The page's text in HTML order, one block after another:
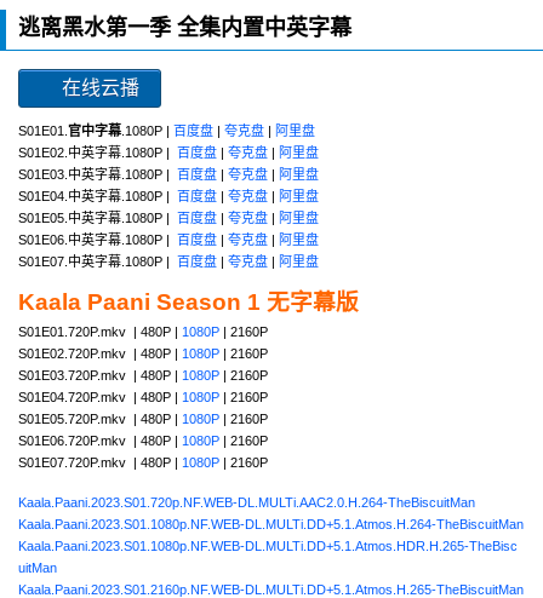
逃离黑水第一季 全集内置中英字幕
在线云播
S01E01. 官中字幕 .1080P | 百度盘 | 夸克盘 | 阿里盘
S01E02.中英字幕.1080P | 百度盘 | 夸克盘 | 阿里盘
S01E03.中英字幕.1080P | 百度盘 | 夸克盘 | 阿里盘
S01E04.中英字幕.1080P | 百度盘 | 夸克盘 | 阿里盘
S01E05.中英字幕.1080P | 百度盘 | 夸克盘 | 阿里盘
S01E06.中英字幕.1080P | 百度盘 | 夸克盘 | 阿里盘
S01E07.中英字幕.1080P | 百度盘 | 夸克盘 | 阿里盘
Kaala Paani Season 1 无字幕版
S01E01.720P.mkv | 480P | 1080P | 2160P
S01E02.720P.mkv | 480P | 1080P | 2160P
S01E03.720P.mkv | 480P | 1080P | 2160P
S01E04.720P.mkv | 480P | 1080P | 2160P
S01E05.720P.mkv | 480P | 1080P | 2160P
S01E06.720P.mkv | 480P | 1080P | 2160P
S01E07.720P.mkv | 480P | 1080P | 2160P
Kaala.Paani.2023.S01.720p.NF.WEB-DL.MULTi.AAC2.0.H.264-TheBiscuitMan
Kaala.Paani.2023.S01.1080p.NF.WEB-DL.MULTi.DD+5.1.Atmos.H.264-TheBiscuitMan
Kaala.Paani.2023.S01.1080p.NF.WEB-DL.MULTi.DD+5.1.Atmos.HDR.H.265-TheBisc
uitMan
Kaala.Paani.2023.S01.2160p.NF.WEB-DL.MULTi.DD+5.1.Atmos.H.265-TheBiscuitMan